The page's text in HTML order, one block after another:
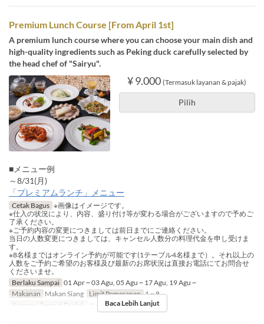
Premium Lunch Course [From April 1st]
A premium lunch course where you can choose your main dish and
high-quality ingredients such as Peking duck carefully selected by
the head chef of "Sairyu".
¥ 9.000 (Termasuk layanan & pajak)
Pilih
■メニュー例
～8/31(月)
「プレミアムランチ」メニュー
Cetak Bagus ※画像はイメージです。
※仕入の状況により、内容、盛り付け等が変わる場合がございますので予めご
了承ください。
※ご予約内容の変更につきましては前日までにご連絡ください。
当日の人数変更につきましては、キャンセル人数分の料理代金を申し受けま
す。
※8名様まではオンライン予約が可能です(1テーブル4名様まで）。それ以上の
人数をご予約ご希望のお客様及び最新のお席状況は直接お電話にてお問合せ
くださいませ。
Berlaku Sampai 01 Apr ~ 03 Agu, 05 Agu ~ 17 Agu, 19 Agu ~
Makanan Makan Siang Limit Pemesanan 1 ~ 8
Kategori Tempat Duduk
ホール席Baca Lebih Lanjut